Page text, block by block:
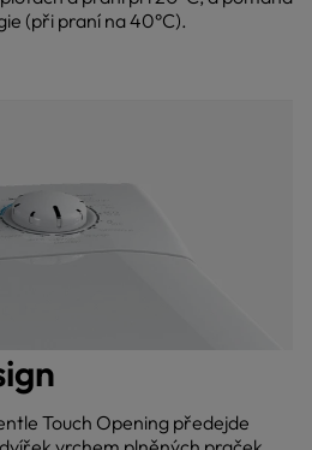
(při praní na 40°C).
Touch Opening předejde